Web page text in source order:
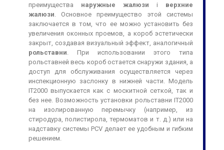
преимущества наружные жалюзи i верхние
жалюзи. Основное преимущество этой системы
заключается в том, что ее можно установить без
увеличения оконных проемов, а короб эстетически
закрыт, создавая визуальный эффект, аналогичный
рольставни. При использовании этого типа
рольставней весь короб остается снаружи здания, а
доступ для обслуживания осуществляется через
инспекционную заслонку в нижней части. Модель
IT2000 выпускается как с москитной сеткой, так и
без нее. Возможность установки рольставни IT2000
на изолированную перемычку (например, из
стиродура, полистирола, термоматов и т. д.) или на
надставку системы PCV делает ее удобным и гибким
решением.